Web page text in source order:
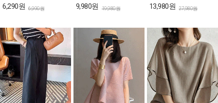
6,290원 6,990원 9,980원 19,980원
퍼플 리본랩 퍼프 블라
13,980원 27,980원